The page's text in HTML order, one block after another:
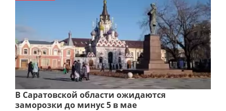
В Саратовской области ожидаются
заморозки до минус 5 в мае